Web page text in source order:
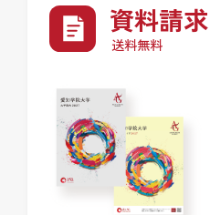
資料請求
送料無料